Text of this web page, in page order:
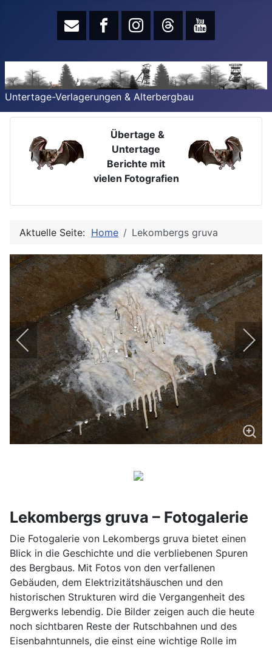
Untertage-Verlagerungen & Alterbergbau
Übertage &
Untertage
Berichte mit
vielen Fotografien
Aktuelle Seite: Home Lekombergs gruva
Lekombergs gruva – Fotogalerie
Die Fotogalerie von Lekombergs gruva bietet einen
Blick in die Geschichte und die verbliebenen Spuren
des Bergbaus. Mit Fotos von den verfallenen
Gebäuden, dem Elektrizitätshäuschen und den
historischen Strukturen wird die Vergangenheit des
Bergwerks lebendig. Die Bilder zeigen auch die heute
noch sichtbaren Reste der Rutschbahnen und des
Eisenbahntunnels, die einst eine wichtige Rolle im